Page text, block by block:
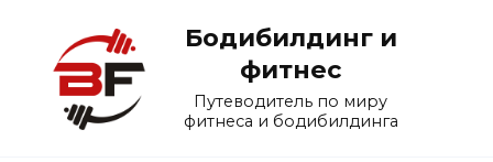
содержанию
Бодибилдинг и
фитнес
Путеводитель по миру
фитнеса и бодибилдинга